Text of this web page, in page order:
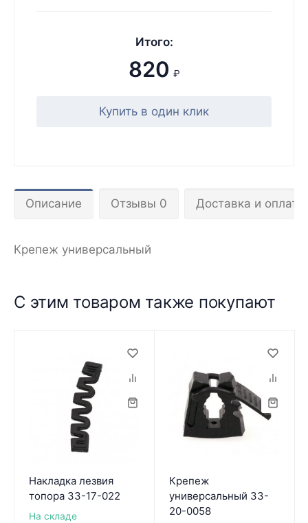
Итого:
820 ₽
Купить в один клик
Описание Отзывы 0 Доставка и оплата
Крепеж универсальный
С этим товаром также покупают
Накладка лезвия
топора 33-17-022
На складе
Крепеж
универсальный 33-
20-0058